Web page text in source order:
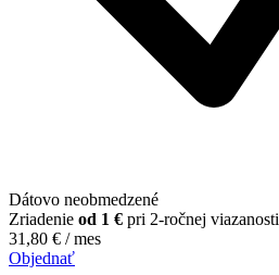
Dátovo neobmedzené
Zriadenie od 1 € pri 2-ročnej viazanosti
31,80 € / mes
Objednať